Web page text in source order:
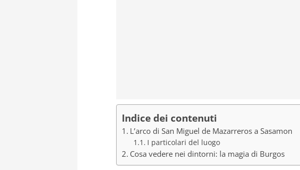
Indice dei contenuti
L’arco di San Miguel de Mazarreros a Sasamon
I particolari del luogo
Cosa vedere nei dintorni: la magia di Burgos